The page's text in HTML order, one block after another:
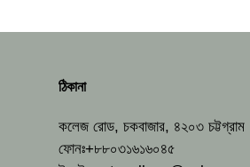
ঠিকানা
কলেজ রোড, চকবাজার, ৪২০৩ চট্টগ্রাম
ফোনঃ+৮৮০৩১৬১৬০৪৫